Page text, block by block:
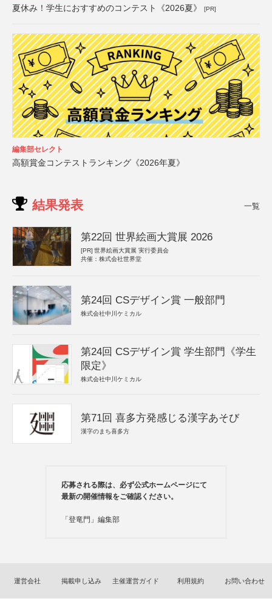
夏休み！学生におすすめのコンテスト《2026夏》 [PR]
編集部セレクト
高額賞金コンテストランキング《2026年夏》
結果発表 一覧
第22回 世界絵画大賞展 2026
[PR] 世界絵画大賞展 実行委員会
共催：株式会社世界堂
第24回 CSデザイン賞 一般部門
株式会社中川ケミカル
第24回 CSデザイン賞 学生部門《学生
限定》
株式会社中川ケミカル
第71回 喜多方発感じる漢字あそび
漢字のまち喜多方
応募される際は、必ず公式ホームページにて
最新の開催情報をご確認ください。
「登竜門」編集部
運営会社 掲載申し込み 主催運営ガイド 利用規約 お問い合わせ